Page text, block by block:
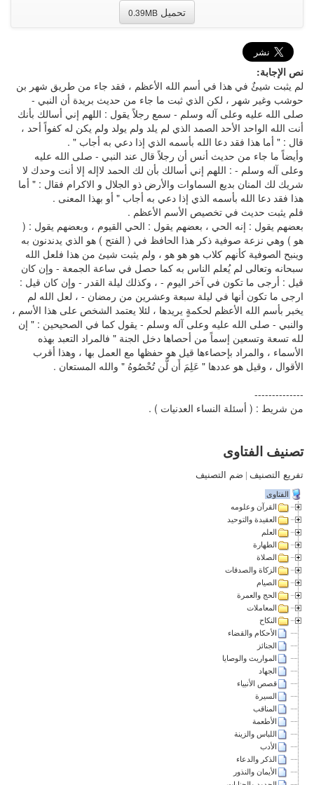
تحميل 0.39MB
نص الإجابة:
لم يثبت شيئٌ في هذا في أسم الله الأعظم ، فقد جاء من طريق شهر بن
حوشب وغير شهر ، لكن الذي ثبت ما جاء من حديث بريدة أن النبي -
صلى الله عليه وعلى آله وسلم - سمع رجلاً يقول : اللهم إني أسالك بأنك
أنت الله الواحد الأحد الصمد الذي لم يلد ولم يولد ولم يكن له كفواً أحد ،
قال : " أما هذا فقد دعا الله بأسمه الذي إذا دعي به أجاب " .
وأيضاً ما جاء من حديث أنس أن رجلاً قال عند النبي - صلى الله عليه
وعلى آله وسلم - : اللهم إني أسالك بأن لك الحمد لاإله إلا أنت وحدك لا
شريك لك المنان بديع السماوات والأرض ذو الجلال و الاكرام فقال : " أما
هذا فقد دعا الله بأسمه الذي إذا دعي به أجاب " أو بهذا المعنى .
فلم يثبت حديث في تخصيص الأسم الأعظم .
بعضهم يقول : إنه الحي ، بعضهم يقول : الحي القيوم ، وبعضهم يقول : (
هو ) وهي نزعة صوفية ذكر هذا الحافظ في ( الفتح ) هو الذي يدندنون به
وينبح الصوفية كأنهم كلاب هو هو هو ، ولم يثبت شيئ من هذا فلعل الله
سبحانه وتعالى لم يُعلم الناس به كما حصل في ساعة الجمعة - وإن كان
قيل : أرجى ما تكون في آخر اليوم - ، وكذلك ليلة القدر - وإن كان قيل :
ارجى ما تكون أنها في ليلة سبعة وعشرين من رمضان - ، لعل الله لم
يخبر بأسم الله الأعظم لحكمةٍ يريدها ، لئلا يعتمد الشخص على هذا الأسم ،
والنبي - صلى الله عليه وعلى آله وسلم - يقول كما في الصحيحين : " إن
لله تسعة وتسعين إسماً من أحصاها دخل الجنة " فالمراد التعبد بهذه
الأسماء ، والمراد بإحصاءها قيل هو حفظها مع العمل بها ، وهذا أقرب
الأقوال ، وقيل هو عددها " عَلِمَ أَن لَّن تُحْصُوهُ " والله المستعان .
--------------
من شريط : ( أسئلة النساء العدنيات ) .
تصنيف الفتاوى
تفريع التصنيف | ضم التصنيف
الفتاوى
القرآن وعلومه
العقيدة والتوحيد
العلم
الطهارة
الصلاة
الزكاة والصدقات
الصيام
الحج والعمرة
المعاملات
النكاح
الأحكام والقضاء
الجنائز
المواريث والوصايا
الجهاد
قصص الأنبياء
السيرة
المناقب
الأطعمة
اللباس والزينة
الأدب
الذكر والدعاء
الأيمان والنذور